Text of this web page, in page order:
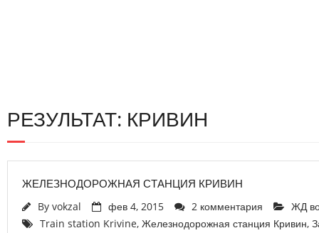
РЕЗУЛЬТАТ: КРИВИН
ЖЕЛЕЗНОДОРОЖНАЯ СТАНЦИЯ КРИВИН
By vokzal фев 4, 2015 2 комментария
ЖД
Train station Krivine, Железнодорожная станция Кривин,